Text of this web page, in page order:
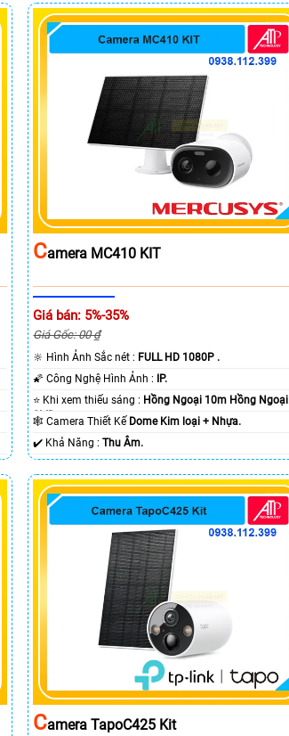
CAmera MC410 KIT
Giá bán: 5%-35%
Giá Gốc: 00 ₫
🔆 Hình Ảnh Sắc nét : FULL HD 1080P .
🌠 Công Nghệ Hình Ảnh :
IP.
⭐ Khi xem thiếu sáng : Hồng Ngoại 10m Hồng Ngoại
SMD.🕸️ Camera Thiết Kế Dome Kim loại + Nhựa.
️✔️ Khả Năng :Thu Âm.
CAmera TapoC425 Kit